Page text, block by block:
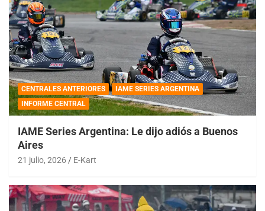
CENTRALES ANTERIORES
IAME SERIES ARGENTINA
INFORME CENTRAL
IAME Series Argentina: Le dijo adiós a Buenos
Aires
21 julio, 2026 E-Kart